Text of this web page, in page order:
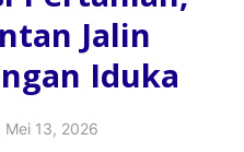
Jalin
Iduka
Mei 13, 2026